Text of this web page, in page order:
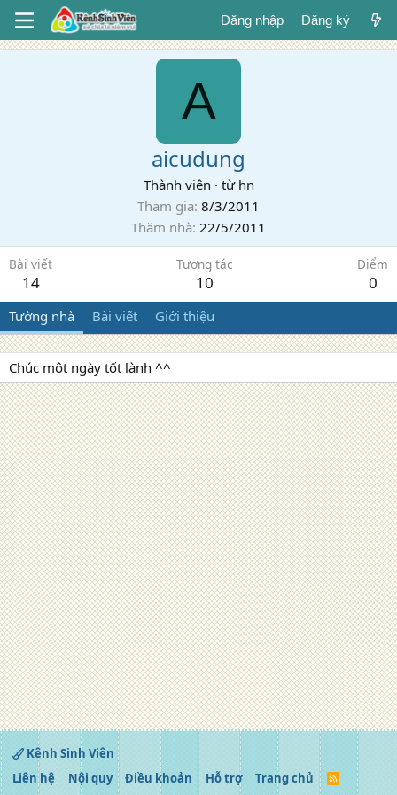
Đăng nhập Đăng ký
A
aicudung
Thành viên · từ hn
Tham gia 8/3/2011
Thăm nhà 22/5/2011
Bài viết
14
Tương tác
10
Điểm
0
Tường nhà Bài viết Giới thiệu
Chúc một ngày tốt lành ^^
Kênh Sinh Viên
Liên hệ
Nội quy Điều khoản Hỗ trợ Trang chủ
R